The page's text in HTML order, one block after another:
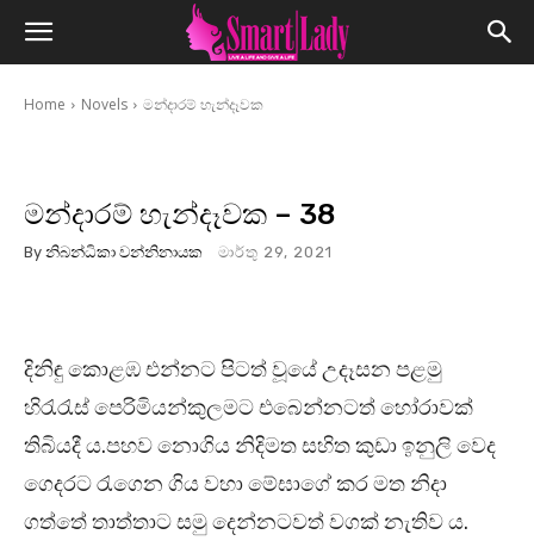
Home Novels මන්දාරම් හැන්දෑවක
මන්දාරම් හැන්දෑවක – 38
By නිබන්ධිකා වන්නිනායක මාර්තු 29, 2021
දිනිඳු කොළඹ එන්නට පිටත් වූයේ උදෑසන පළමු
හිරැරැස් පෙරිමියන්කුලමට එබෙන්නටත් හෝරාවක්
තිබියදී ය.පහව නොගිය නිදිමත සහිත කුඩා ඉනුලි වෙද
ගෙදරට රැගෙන ගිය වහා මේඝාගේ කර මත නිදා
ගත්තේ තාත්තාට සමු දෙන්නටවත් වගක් නැතිව ය.